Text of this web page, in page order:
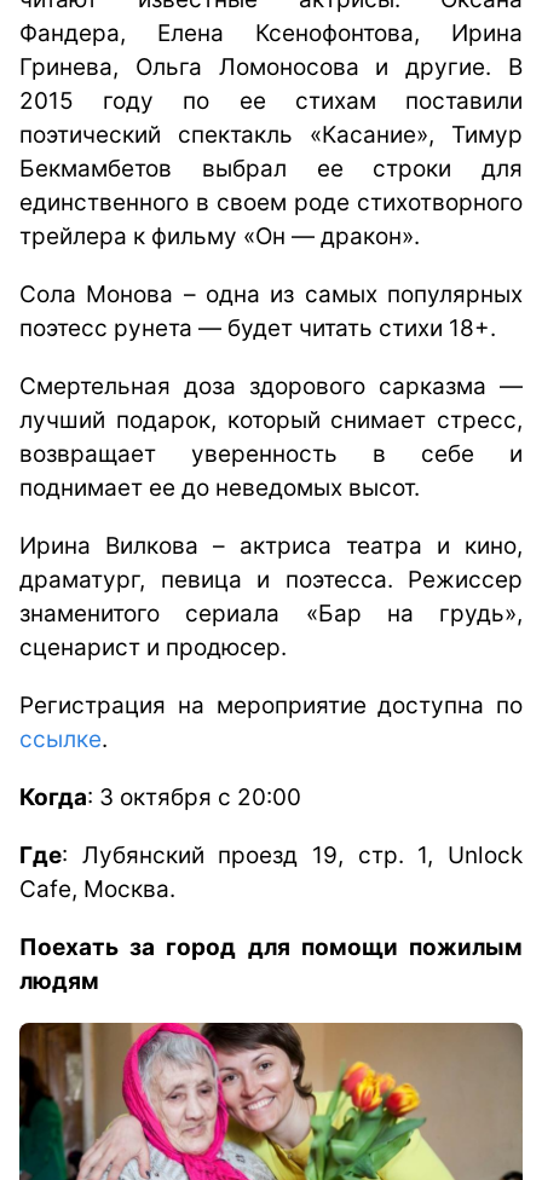
Фандера, Елена Ксенофонтова, Ирина
Гринева, Ольга Ломоносова и другие. В
2015 году по ее стихам поставили
поэтический спектакль «Касание», Тимур
Бекмамбетов выбрал ее строки для
единственного в своем роде стихотворного
трейлера к фильму «Он — дракон».
Сола Монова – одна из самых популярных
поэтесс рунета — будет читать стихи 18+.
Смертельная доза здорового сарказма —
лучший подарок, который снимает стресс,
возвращает уверенность в себе и
поднимает ее до неведомых высот.
Ирина Вилкова – актриса театра и кино,
драматург, певица и поэтесса. Режиссер
знаменитого сериала «Бар на грудь»,
сценарист и продюсер.
Регистрация на мероприятие доступна по
ссылке.
Когда: 3 октября с 20:00
Где: Лубянский проезд 19, стр. 1, Unlock
Cafe, Москва.
Поехать за город для помощи пожилым
людям